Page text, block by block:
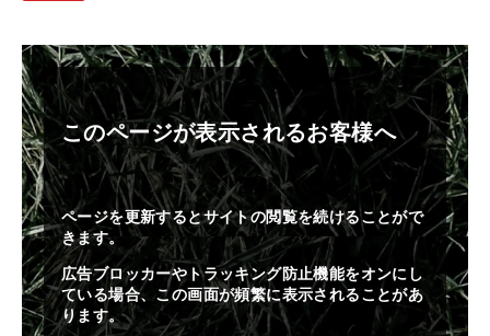
このページが表示されるお客様へ
ページを更新するとサイトの閲覧を続けることがで
きます。
広告ブロッカーやトラッキング防止機能をオンにし
ている場合、この画面が頻繁に表示されることがあ
ります。